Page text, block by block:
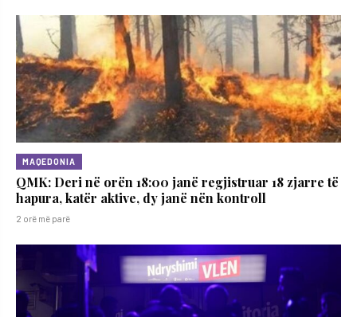
MAQEDONIA
QMK: Deri në orën 18:00 janë regjistruar 18 zjarre të
hapura, katër aktive, dy janë nën kontroll
2 orë më parë